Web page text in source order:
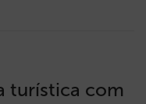
turística com